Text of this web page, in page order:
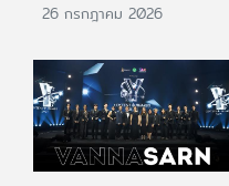
26 กรกฎาคม 2026